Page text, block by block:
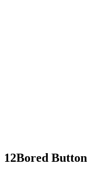
12Bored Button